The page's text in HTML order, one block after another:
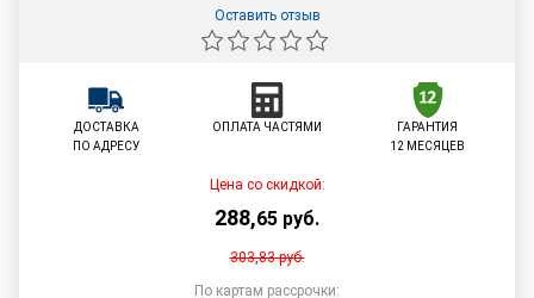
Оставить отзыв
ДОСТАВКА
ПО АДРЕСУ
ОПЛАТА ЧАСТЯМИ
ГАРАНТИЯ
12 МЕСЯЦЕВ
Цена со скидкой:
288,65 руб.
303,83руб.
По картам рассрочки: